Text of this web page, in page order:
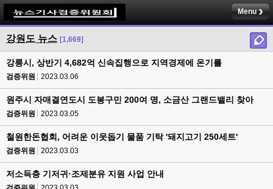
Menu
강원도 뉴스 [1,669]
강릉시, 상반기 4,682억 신속집행으로 지역경제에 온기를
검증위원 2023.03.06
원주시 자매결연도시 도봉구민 200여 명, 소금산 그랜드밸리 찾아
검증위원 2023.03.05
철원한돈협회, 어려운 이웃돕기 물품 기탁 '돼지고기 250세트'
검증위원 2023.03.03
저소득층 기저귀·조제분유 지원 사업 안내